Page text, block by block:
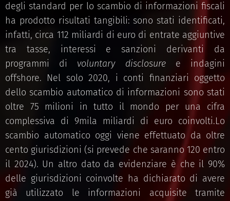
degli standard per lo scambio di informazioni fiscali
ha prodotto risultati tangibili: sono stati identificati,
infatti, circa 112 miliardi di euro di entrate aggiuntive
tra tasse, interessi e sanzioni derivanti da
programmi di voluntary disclosuree indagini
offshore. Nel solo 2020, i conti finanziari oggetto
dello scambio automatico di informazioni sono stati
oltre 75 milioni in tutto il mondo per una cifra
complessiva di 9mila miliardi di euro coinvolti.Lo
scambio automatico oggi viene effettuato da oltre
cento giurisdizioni (si prevede che saranno 120 entro
il 2024). Un altro dato da evidenziare è che il 90%
delle giurisdizioni coinvolte ha dichiarato di avere
già utilizzato le informazioni acquisite tramite